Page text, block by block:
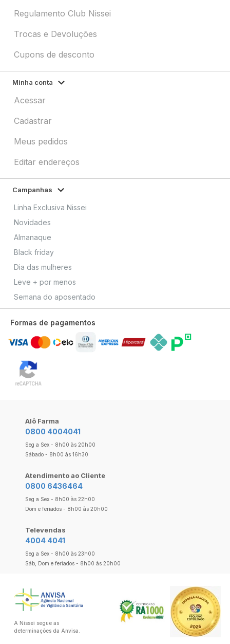
Regulamento Club Nissei
Trocas e Devoluções
Cupons de desconto
Minha conta
Acessar
Cadastrar
Meus pedidos
Editar endereços
Campanhas
Linha Exclusiva Nissei
Novidades
Almanaque
Black friday
Dia das mulheres
Leve + por menos
Semana do aposentado
Formas de pagamentos
Alô Farma
0800 4004041
Seg a Sex - 8h00 às 20h00
Sábado - 8h00 às 16h30
Atendimento ao Cliente
0800 6436464
Seg a Sex - 8h00 às 22h00
Dom e feriados - 8h00 às 20h00
Televendas
4004 4041
Seg a Sex - 8h00 às 23h00
Sáb, Dom e feriados - 8h00 às 20h00
A Nissei segue as
determinações da Anvisa.